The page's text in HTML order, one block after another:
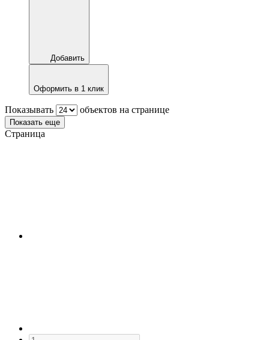
Добавить
Оформить в 1 клик
Показывать объектов на странице
Показать еще
Страница